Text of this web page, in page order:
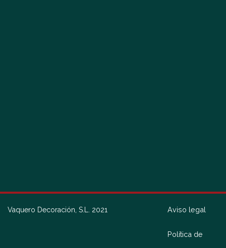
Vaquero Decoración, S.L. 2021 Aviso legal
Política de